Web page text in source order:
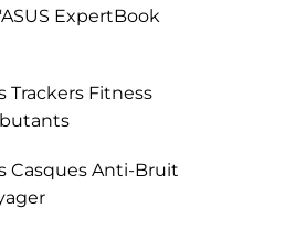
ExpertBook
Trackers Fitness
Casques Anti-Bruit